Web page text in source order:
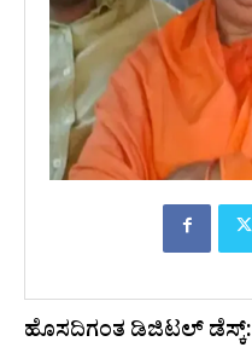
ಹೊಸದಿಗಂತ ಡಿಜಿಟಲ್ ಡೆಸ್ಕ್: